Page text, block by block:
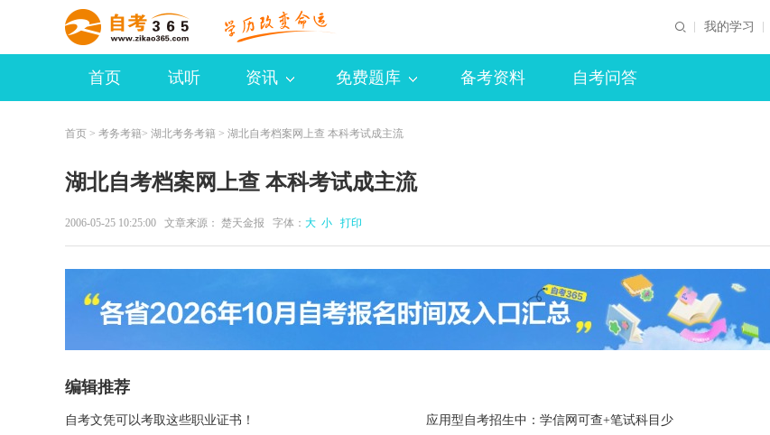
我的学习
首页 试听 资讯 免费题库 备考资料 自考问答
首页 > 考务考籍> 湖北考务考籍 > 湖北自考档案网上查 本科考试成主流
湖北自考档案网上查 本科考试成主流
2006-05-25 10:25:00 文章来源： 楚天金报 字体： 大 小 打印
编辑推荐
自考文凭可以考取这些职业证书！ 应用型自考招生中：学信网可查+笔试科目少